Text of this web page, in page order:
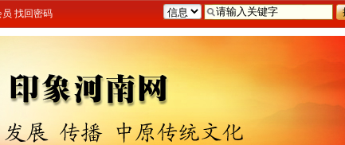
员 找回密码